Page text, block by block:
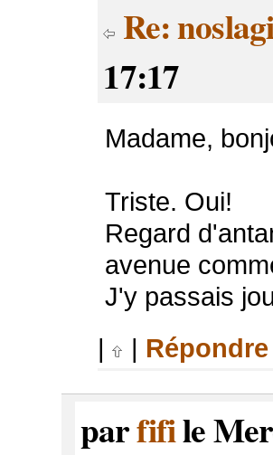
Re:
17:17
Madame,
Triste. Oui!
Regard
avenue
J'y passais
|
| Répondre
parfifile